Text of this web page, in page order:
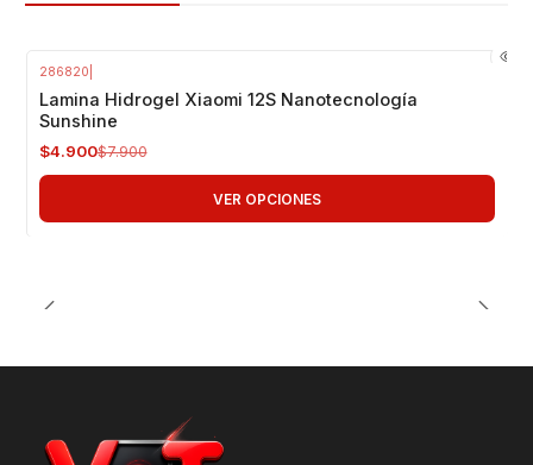
286820
Lamina Hidrogel Xiaomi 12S Nanotecnología
Sunshine
$4.900$7.900
VER OPCIONES